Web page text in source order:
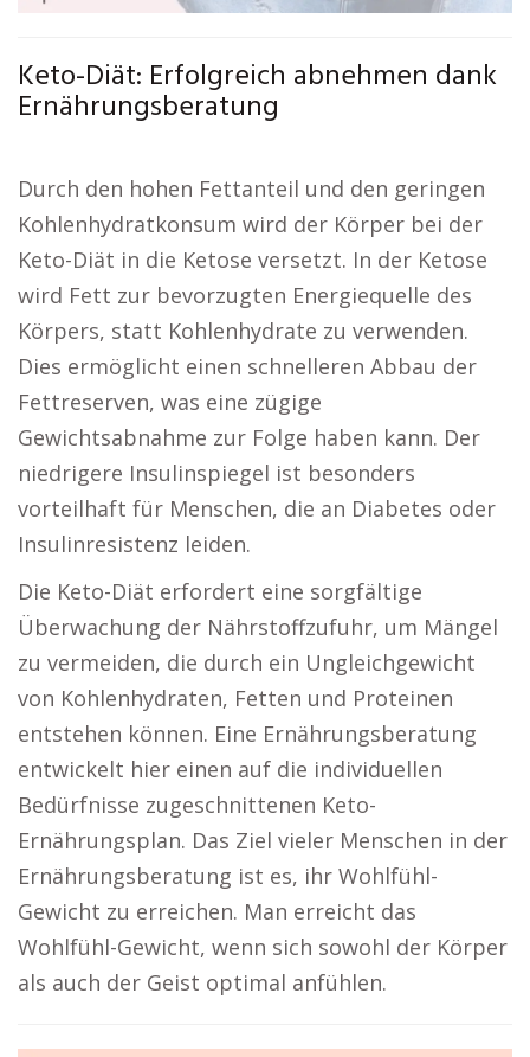
Keto-Diät: Erfolgreich abnehmen dank
Ernährungsberatung
Durch den hohen Fettanteil und den geringen
Kohlenhydratkonsum wird der Körper bei der
Keto-Diät in die Ketose versetzt. In der Ketose
wird Fett zur bevorzugten Energiequelle des
Körpers, statt Kohlenhydrate zu verwenden.
Dies ermöglicht einen schnelleren Abbau der
Fettreserven, was eine zügige
Gewichtsabnahme zur Folge haben kann. Der
niedrigere Insulinspiegel ist besonders
vorteilhaft für Menschen, die an Diabetes oder
Insulinresistenz leiden.
Die Keto-Diät erfordert eine sorgfältige
Überwachung der Nährstoffzufuhr, um Mängel
zu vermeiden, die durch ein Ungleichgewicht
von Kohlenhydraten, Fetten und Proteinen
entstehen können. Eine Ernährungsberatung
entwickelt hier einen auf die individuellen
Bedürfnisse zugeschnittenen Keto-
Ernährungsplan. Das Ziel vieler Menschen in der
Ernährungsberatung ist es, ihr Wohlfühl-
Gewicht zu erreichen. Man erreicht das
Wohlfühl-Gewicht, wenn sich sowohl der Körper
als auch der Geist optimal anfühlen.